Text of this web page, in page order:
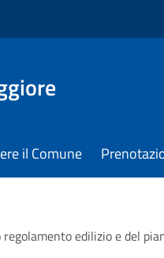
il Comune
edilizio e del